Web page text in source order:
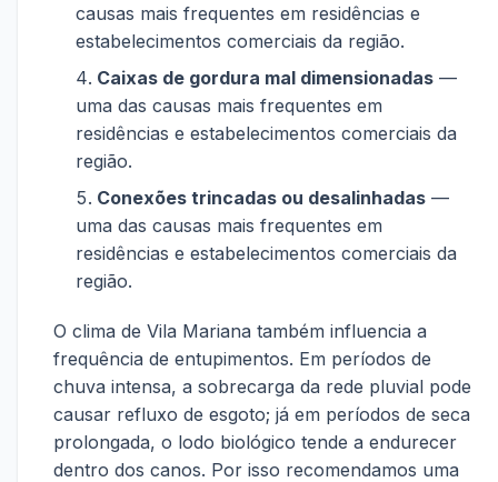
causas mais frequentes em residências e
estabelecimentos comerciais da região.
Caixas de gordura mal dimensionadas —
uma das causas mais frequentes em
residências e estabelecimentos comerciais da
região.
Conexões trincadas ou desalinhadas —
uma das causas mais frequentes em
residências e estabelecimentos comerciais da
região.
O clima de Vila Mariana também influencia a
frequência de entupimentos. Em períodos de
chuva intensa, a sobrecarga da rede pluvial pode
causar refluxo de esgoto; já em períodos de seca
prolongada, o lodo biológico tende a endurecer
dentro dos canos. Por isso recomendamos uma